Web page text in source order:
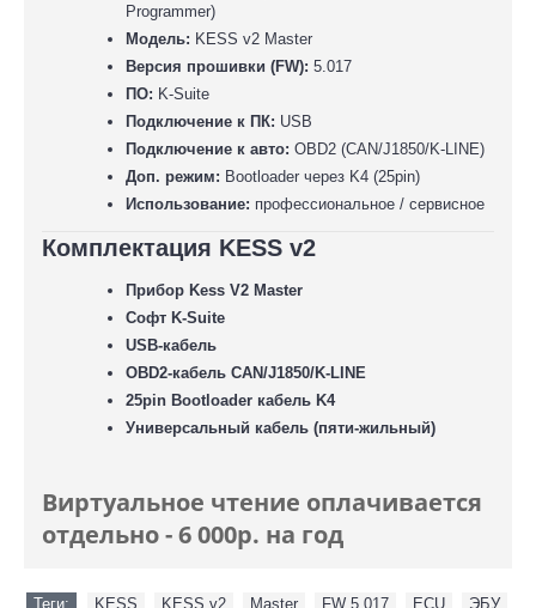
Programmer)
Модель: KESS v2 Master
Версия прошивки (FW): 5.017
ПО: K-Suite
Подключение к ПК: USB
Подключение к авто: OBD2 (CAN/J1850/K-LINE)
Доп. режим: Bootloader через K4 (25pin)
Использование: профессиональное / сервисное
Комплектация KESS v2
Прибор Kess V2 Master
Софт K-Suite
USB-кабель
OBD2-кабель CAN/J1850/K-LINE
25pin Bootloader кабель K4
Универсальный кабель (пяти-жильный)
Виртуальное чтение оплачивается
отдельно - 6 000р. на год
Теги: KESS KESS v2 Master FW 5.017 ECU ЭБУ